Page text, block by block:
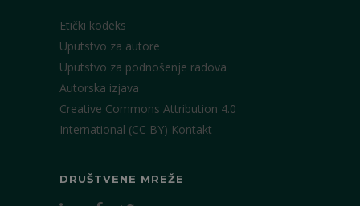
Etički kodeks
Uputstvo za autore
Uputstvo za podnošenje radova
Autorska izjava
Creative Commons Attribution 4.0
International (CC BY) Kontakt
DRUŠTVENE MREŽE